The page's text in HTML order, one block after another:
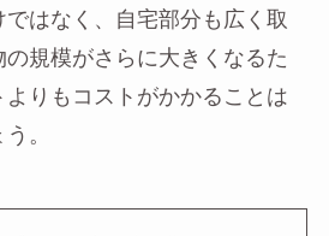
ではなく、自宅部分も広く取
の規模がさらに大きくなるた
りもコストがかかることは
。